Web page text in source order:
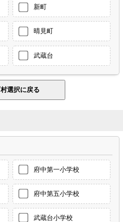
新町
晴見町
武蔵台
府中第一小学校
府中第五小学校
武蔵台小学校